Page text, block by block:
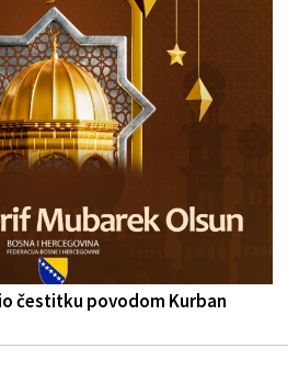
čestitku povodom Kurban